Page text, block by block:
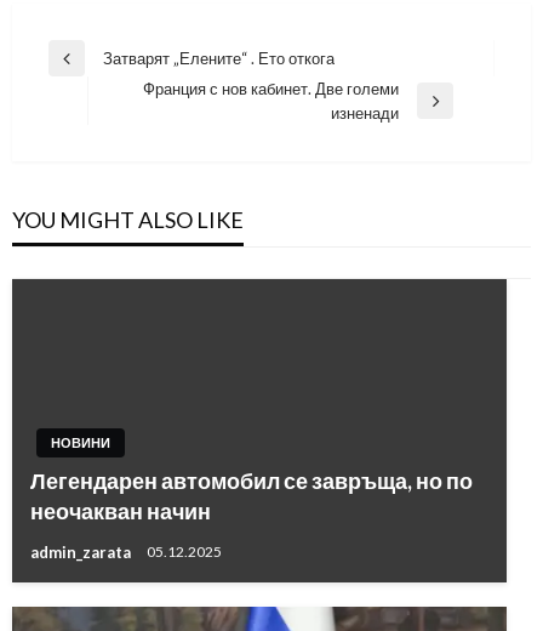
Навигация
Previous
Затварят „Елените“ . Ето откога
Франция с нов кабинет. Две големи
изненади
YOU MIGHT ALSO LIKE
НОВИНИ
Легендарен автомобил се завръща, но по
неочакван начин
admin_zarata 05.12.2025